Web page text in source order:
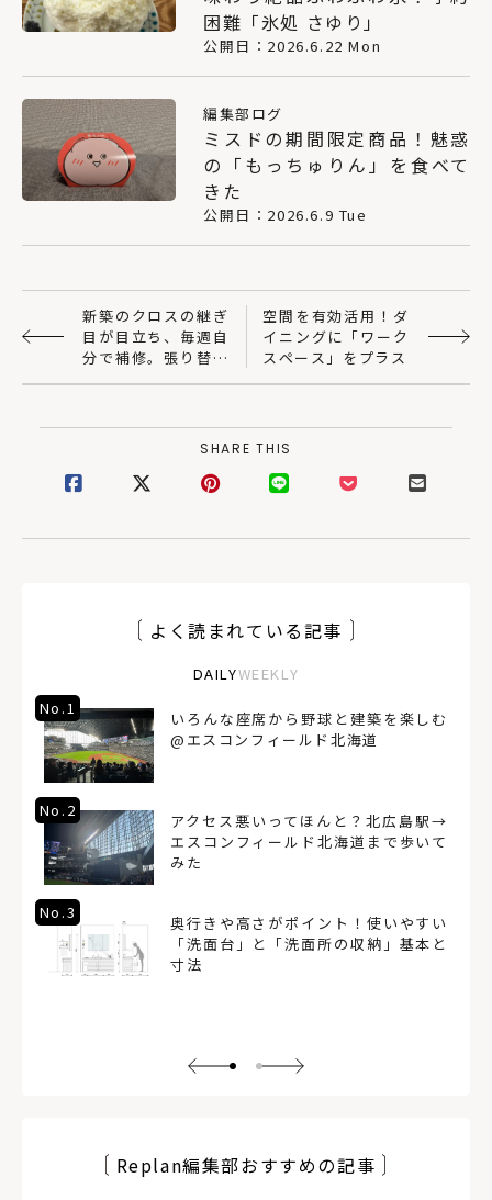
困難「氷処 さゆり」
公開日：2026.6.22 Mon
編集部ログ
ミスドの期間限定商品！魅惑
の「もっちゅりん」を食べて
きた
公開日：2026.6.9 Tue
新築のクロスの継ぎ
目が目立ち、毎週自
分で補修。張り替え
依頼できますか？
空間を有効活用！ダ
イニングに「ワーク
スペース」をプラス
SHARE THIS
よく読まれている記事
DAILYWEEKLY
No.1
いろんな座席から野球と建築を楽しむ
@エスコンフィールド北海道
No.2
アクセス悪いってほんと？北広島駅→
エスコンフィールド北海道まで歩いて
みた
No.3
奥行きや高さがポイント！使いやすい
「洗面台」と「洗面所の収納」基本と
寸法
Replan編集部おすすめの記事